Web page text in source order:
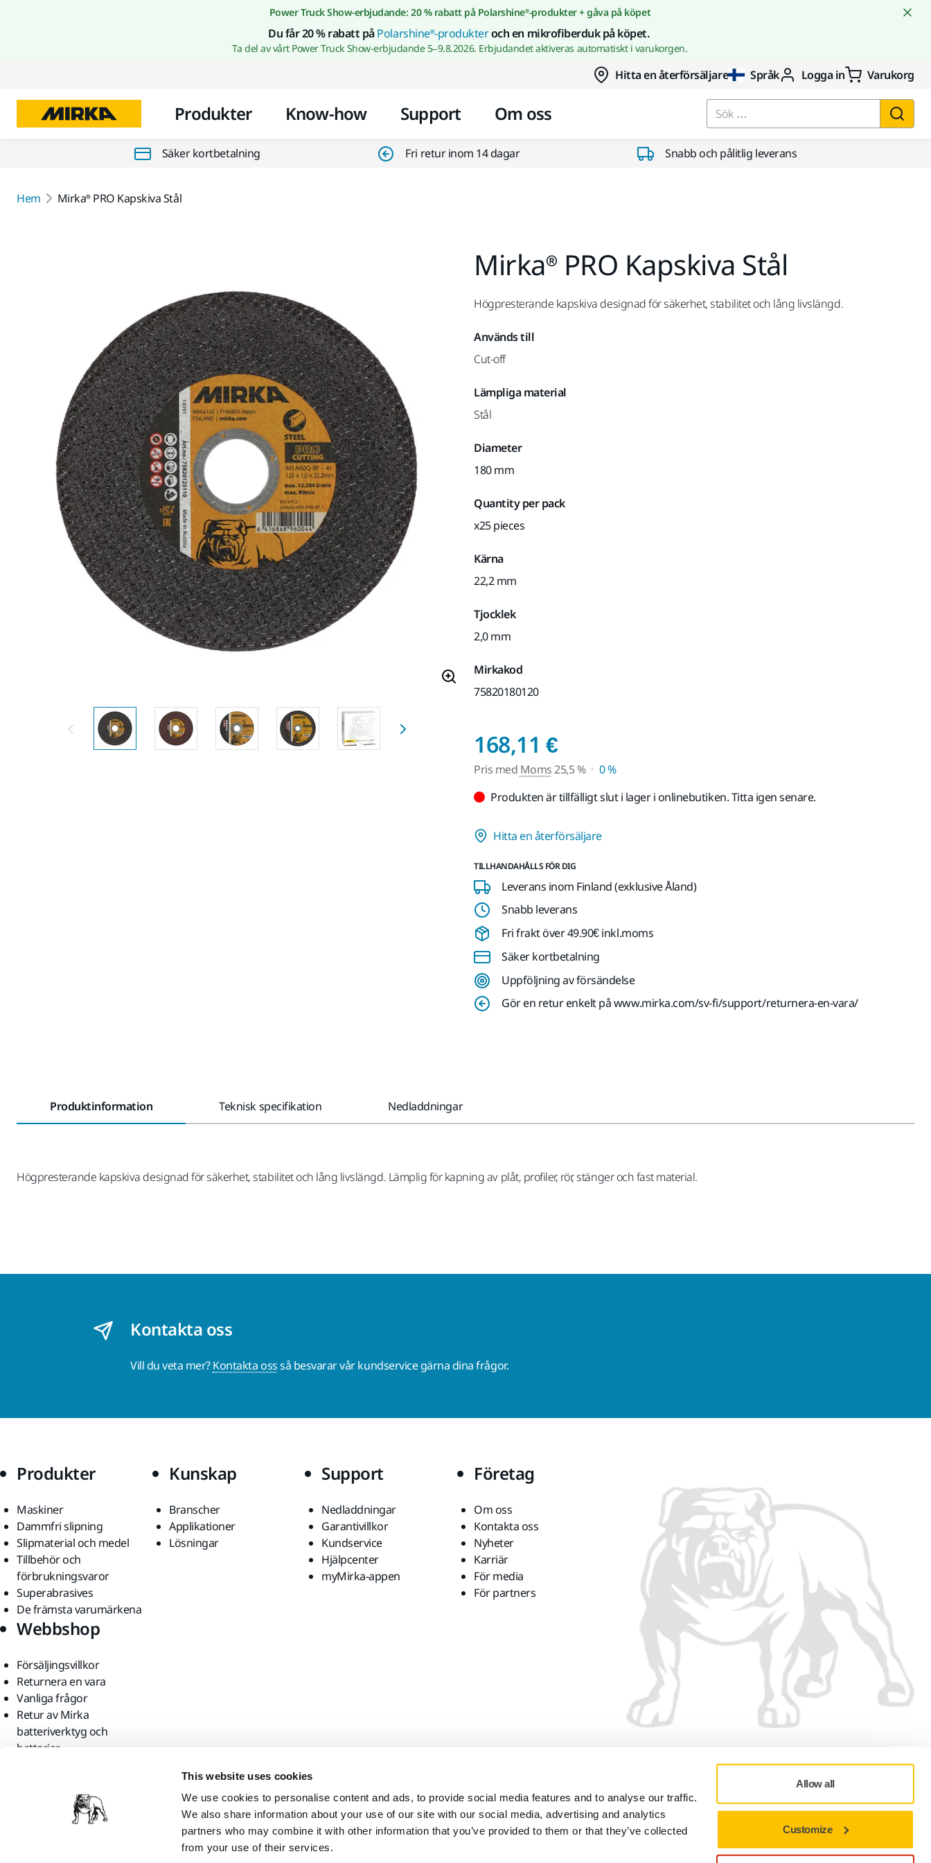
This website uses cookies
We use cookies to personalise content and ads, to provide social media features and to analyse our traffic.
We also share information about your use of our site with our social media, advertising and analytics
partners who may combine it with other information that you’ve provided to them or that they’ve collected
from your use of their services.
Allow all
Customize
Gå till innehållet
Power Truck Show-erbjudande: 20 % rabatt på Polarshine®-produkter + gåva på köpet
Du får 20 % rabatt påPolarshine®-produkteroch en mikrofiberduk på köpet.
Ta del av vårt Power Truck Show-erbjudande 5–9.8.2026. Erbjudandet aktiveras automatiskt i varukorgen.
Hitta en återförsäljare Språk Logga in Varukorg
Produkter Know-how Support Om oss Sök …
Säker kortbetalning Fri retur inom 14 dagar Snabb och pålitlig leverans
Hem Mirka® PRO Kapskiva Stål
Mirka® PRO Kapskiva Stål
Högpresterande kapskiva designad för säkerhet, stabilitet och lång livslängd.
Används till
Cut-off
Lämpliga material
Stål
Diameter
180 mm
Quantity per pack
x25 pieces
Kärna
22,2 mm
Tjocklek
2,0 mm
Mirkakod
75820180120
168,11 €Pris med Moms 25,5 %
Pris med Moms25,5 %
0 %
Produkten är tillfälligt slut i lager i onlinebutiken. Titta igen senare.
Hitta en återförsäljare
TILLHANDAHÅLLS FÖR DIG
Leverans inom Finland (exklusive Åland)
Snabb leverans
Fri frakt över 49.90€ inkl.moms
Säker kortbetalning
Uppföljning av försändelse
Gör en retur enkelt på www.mirka.com/sv-fi/support/returnera-en-vara/
Produktinformation Teknisk specifikation Nedladdningar
Högpresterande kapskiva designad för säkerhet, stabilitet och lång livslängd. Lämplig för kapning av plåt, profiler, rör, stänger och fast material.
Kontakta oss
Vill du veta mer?Kontakta ossså besvarar vår kundservice gärna dina frågor.
Produkter
Maskiner
Dammfri slipning
Slipmaterial och medel
Tillbehör och
förbrukningsvaror
Superabrasives
De främsta varumärkena
Kunskap
Branscher
Applikationer
Lösningar
Support
Nedladdningar
Garantivillkor
Kundservice
Hjälpcenter
myMirka-appen
Företag
Om oss
Kontakta oss
Nyheter
Karriär
För media
För partners
Webbshop
Försäljingsvillkor
Returnera en vara
Vanliga frågor
Retur av Mirka
batteriverktyg och
batterier